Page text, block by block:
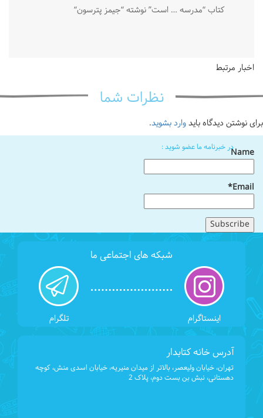
کتاب “مدرسه … است” نوشته“جیمز پترسون“
اخبار مرتبط
نظرات شما
برای نوشتن دیدگاه بایدوارد بشوید.
در خبرنامه ما عضو شوید :Name
Email*
شبکه های اجتماعی ما
اینستاگرام تلگرام
آدرس خانه کتابدار
تهران، خیابان ولیعصر، بالاتر از میدان منیریه، خیابان اسدی منش، کوچه
دهستانی، نبش بن بست دوم، پلاک 2